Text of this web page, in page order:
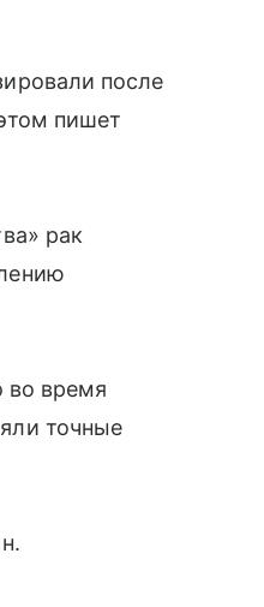
после
пишет
рак
во время
точные